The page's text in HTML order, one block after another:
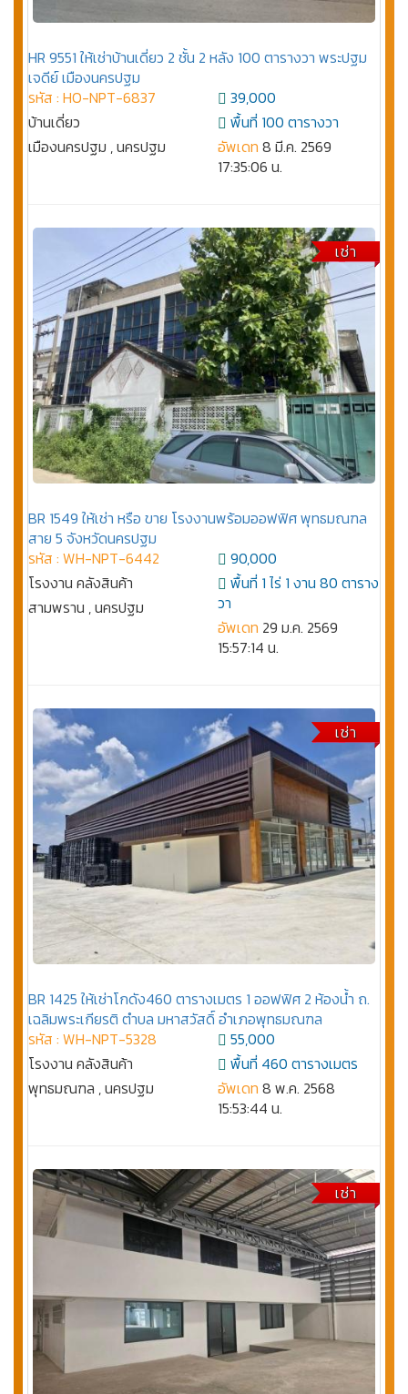
HR 9551 ให้เช่าบ้านเดี่ยว 2 ชั้น 2 หลัง 100 ตารางวา พระปฐม
เจดีย์ เมืองนครปฐม
รหัส : HO-NPT-6837
บ้านเดี่ยว
เมืองนครปฐม , นครปฐม
39,000
พื้นที่ 100 ตารางวา
อัพเดท 8 มี.ค. 2569
17:35:06 น.
เช่า
BR 1549 ให้เช่า หรือ ขาย โรงงานพร้อมออฟฟิศ พุทธมณฑล
สาย 5 จังหวัดนครปฐม
รหัส : WH-NPT-6442
โรงงาน คลังสินค้า
สามพราน , นครปฐม
90,000
พื้นที่ 1 ไร่ 1 งาน 80 ตาราง
วา
อัพเดท 29 ม.ค. 2569
15:57:14 น.
เช่า
BR 1425 ให้เช่าโกดัง460 ตารางเมตร 1 ออฟฟิศ 2 ห้องน้ำ ถ.
เฉลิมพระเกียรติ ตำบล มหาสวัสดิ์ อำเภอพุทธมณฑล
รหัส : WH-NPT-5328
โรงงาน คลังสินค้า
พุทธมณฑล , นครปฐม
55,000
พื้นที่ 460 ตารางเมตร
อัพเดท 8 พ.ค. 2568
15:53:44 น.
เช่า